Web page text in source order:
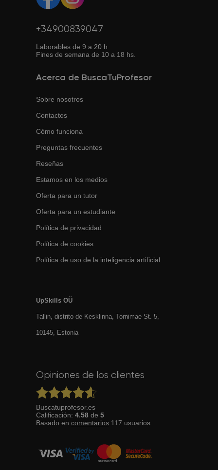
+34900839047
Laborables de 9 a 20 h
Fines de semana de 10 a 18 hs.
Acerca de BuscaTuProfesor
Sobre nosotros
Contactos
Cómo funciona
Preguntas frecuentes
Reseñas
Estamos en los medios
Oferta para un tutor
Oferta para un estudiante
Política de privacidad
Política de cookies
Política de uso de la inteligencia artificial
UpSkills OÜ
Tallin, distrito de Kesklinna, Tornimаe St. 5,
10145, Estonia
Opiniones de los clientes
Buscatuprofesor.es
Calificación: 4.58 de 5
Basado en comentarios 117 usuarios